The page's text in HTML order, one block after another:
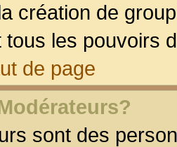
création de
tous les pouvoirs
de page
sont des